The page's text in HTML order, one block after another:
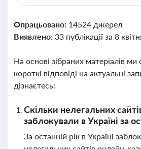
Опрацьовано: 14524 джерел
Виявлено: 33 публікації за 8
На основі зібраних матеріалів
короткі відповіді на актуальні
дізнаєтесь:
Скільки нелегальних
заблокували в Україні за
За останній рік в Україні